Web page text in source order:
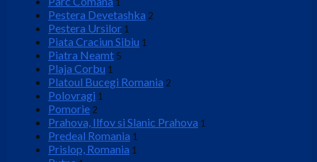
1
Pestera Devetashka 2
Pestera Ursilor 1
Piata Craciun Sibiu 1
Piatra Neamt 5
Plaja Corbu 1
Platoul Bucegi Romania 2
Polovragi 1
Pomorie 2
Prahova, Ilfov si Slanic Prahova 1
Predeal Romania 1
Prislop, Romania 1